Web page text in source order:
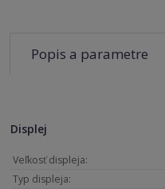
Popis a parametre
Displej
Veľkosť displeja:
Typ displeja: